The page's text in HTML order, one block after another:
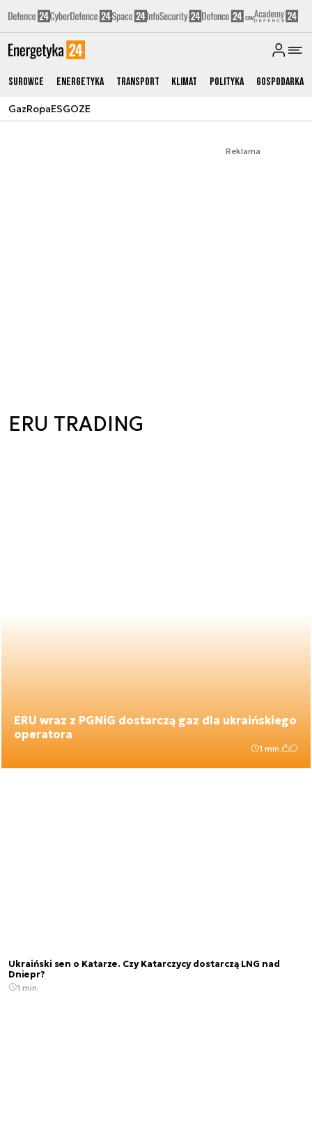
Surowce Energetyka Transport Klimat Polityka Gospodarka
GazRopaESGOZE
Reklama
ERU TRADING
ERU wraz z PGNiG dostarczą gaz dla ukraińskiego
operatora
1 min.
Ukraiński sen o Katarze. Czy Katarczycy dostarczą LNG nad
Dniepr?
1 min.